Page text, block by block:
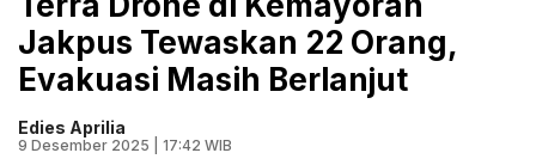
Jakpus Tewaskan 22 Orang,
Evakuasi Masih Berlanjut
Edies Aprilia
9 Desember 2025 | 17:42 WIB